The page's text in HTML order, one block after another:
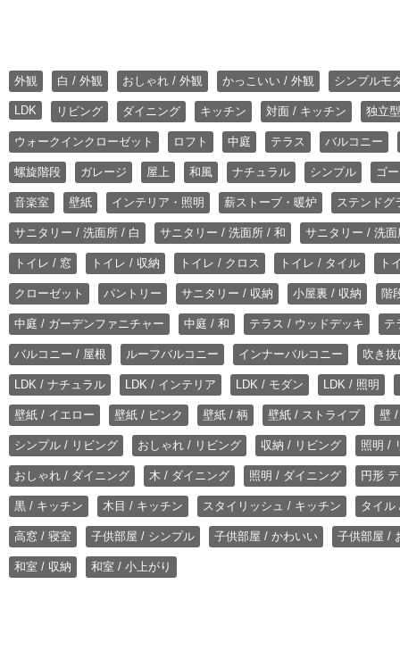
外観 白 / 外観 おしゃれ / 外観 かっこいい / 外観 シンプルモ
LDK リビング ダイニング キッチン 対面 / キッチン 独立
ウォークインクローゼット ロフト 中庭 テラス バルコニー
螺旋階段 ガレージ 屋上 和風 ナチュラル シンプル ゴ
音楽室 壁紙 インテリア・照明 薪ストーブ・暖炉 ステンドグ
サニタリー / 洗面所 / 白 サニタリー / 洗面所 / 和 サニタリー / 洗
トイレ / 窓 トイレ / 収納 トイレ / クロス トイレ / タイル ト
クローゼット パントリー サニタリー / 収納 小屋裏 / 収納 階
中庭 / ガーデンファニチャー 中庭 / 和 テラス / ウッドデッキ テ
バルコニー / 屋根 ルーフバルコニー インナーバルコニー 吹き
LDK / ナチュラル LDK / インテリア LDK / モダン LDK / 照明
壁紙 / イエロー 壁紙 / ピンク 壁紙 / 柄 壁紙 / ストライプ 壁
シンプル / リビング おしゃれ / リビング 収納 / リビング 照明 /
おしゃれ / ダイニング 木 / ダイニング 照明 / ダイニング 円形
黒 / キッチン 木目 / キッチン スタイリッシュ / キッチン タイル
高窓 / 寝室 子供部屋 / シンプル 子供部屋 / かわいい 子供部屋 /
和室 / 収納 和室 / 小上がり